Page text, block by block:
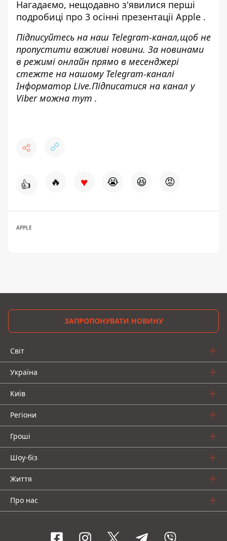
Нагадаємо, нещодавно з'явилися перші
подробиці про 3 осінні презентації Apple .
Підписуйтесь на наш Telegram-канал,щоб не
пропустити важливі новини. За новинами
в режимі онлайн прямо в месенджері
стежте на нашому Telegram-каналі
Інформатор Live.Підписатися на канал у
Viber можна тут .
👍 🔥 ♥ 😭 😆 😡
APPLE
ЗАПРОПОНУВАТИ НОВИНУ
Світ
Україна
Київ
Регіони
Гроші
Шоу-біз
Життя
Про нас